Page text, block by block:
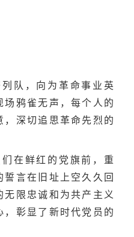
队，向为革命事业英
场鸦雀无声，每个人的
，深切追思革命先烈的
在鲜红的党旗前，重
言在旧址上空久久回
限忠诚和为共产主义
彰显了新时代党员的